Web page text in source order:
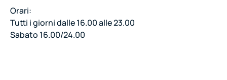
Orari:
Tutti i giorni dalle 16.00 alle 23.00
Sabato 16.00/24.00